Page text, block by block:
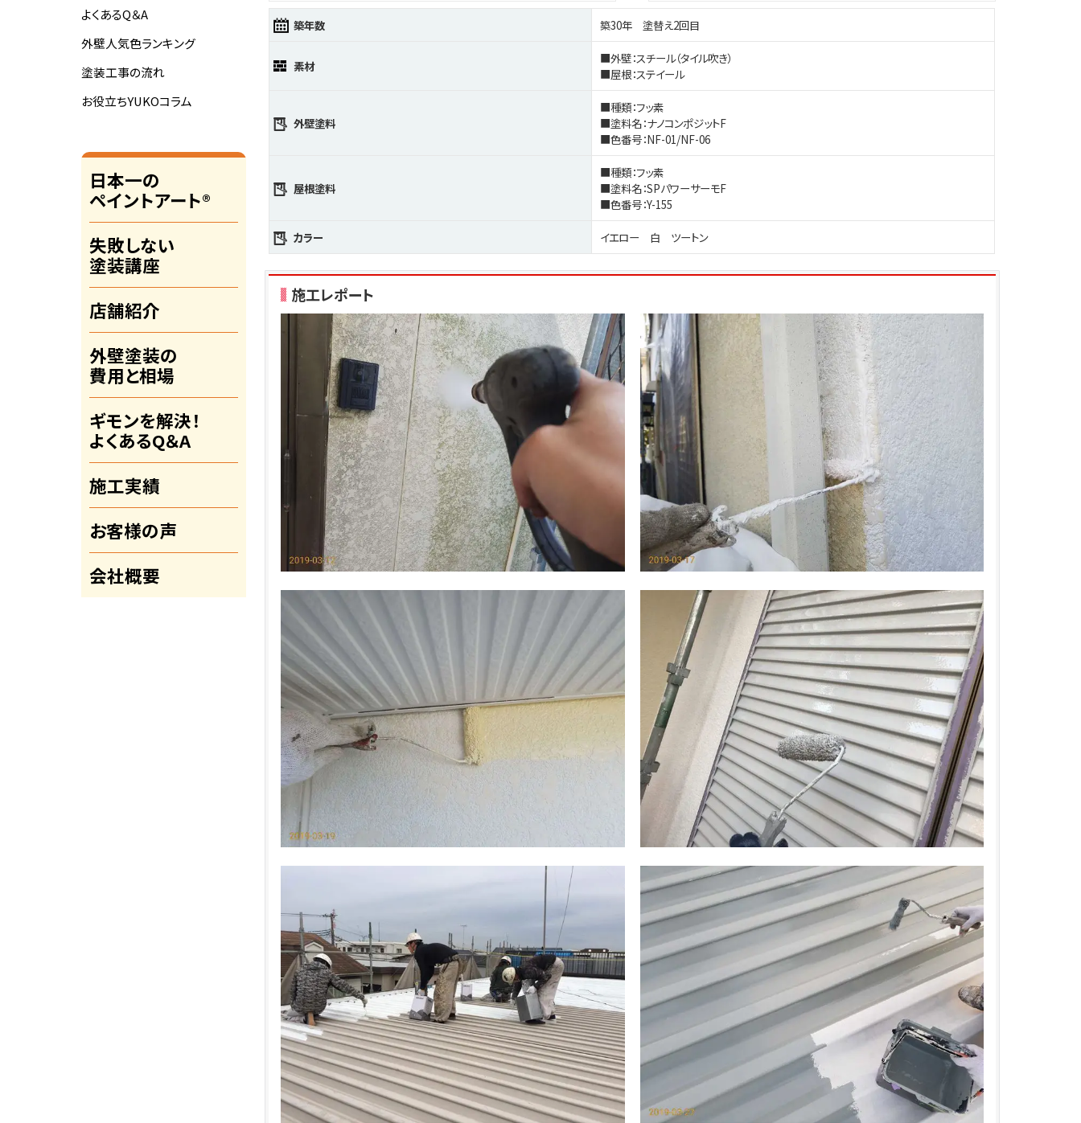
築年数 築30年 塗替え2回目
素材
■外壁：スチール（タイル吹き）
■屋根：ステイール
外壁塗料
■種類：フッ素
■塗料名：ナノコンポジットF
■色番号：NF-01/NF-06
屋根塗料
■種類：フッ素
■塗料名：SPパワーサーモF
■色番号：Y-155
カラー イエロー 白 ツートン
施工レポート
よくあるQ＆A
外壁人気色ランキング
塗装工事の流れ
お役立ちYUKOコラム
日本一の
ペイントアート®
失敗しない
塗装講座
店舗紹介
外壁塗装の
費用と相場
ギモンを解決！
よくあるQ＆A
施工実績
お客様の声
会社概要